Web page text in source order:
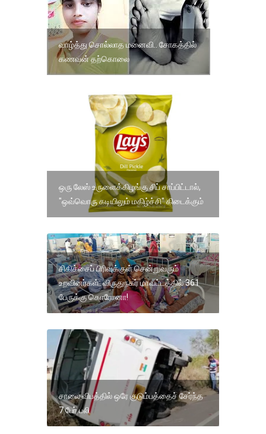
வாழ்த்து சொல்லாத மனைவி.. சோகத்தில்
கணவன் தற்கொலை
ஒரு லேஸ் உருளைக்கிழங்கு சிப் சாப்பிட்டால்,
"ஒவ்வொரு கடியிலும் மகிழ்ச்சி" கிடைக்கும்
சிகிச்சைப் பிரிவுக்குள் சென்றுவரும்
உறவினர்கள்: விருதுநகர் மாவட்டத்தில் 361
பேருக்கு கொரோனா!
சாலை விபத்தில் ஒரே குடும்பத்தைச் சேர்ந்த
7 பேர் பலி